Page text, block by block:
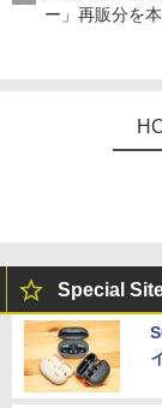
ー」再販分を
Special